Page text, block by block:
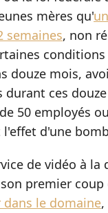
mères qu'
semaines, non
douze mois,
durant ces
50 employés
d'une
de vidéo à la
premier coup
le domaine